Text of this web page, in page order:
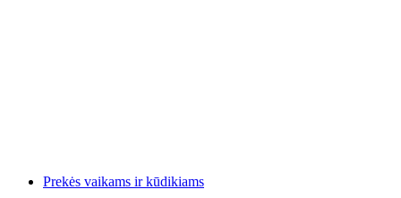
Prekės vaikams ir kūdikiams